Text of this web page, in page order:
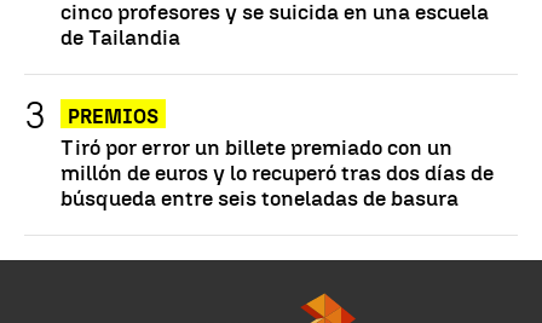
cinco profesores y se suicida en una escuela
de Tailandia
PREMIOS
Tiró por error un billete premiado con un
millón de euros y lo recuperó tras dos días de
búsqueda entre seis toneladas de basura